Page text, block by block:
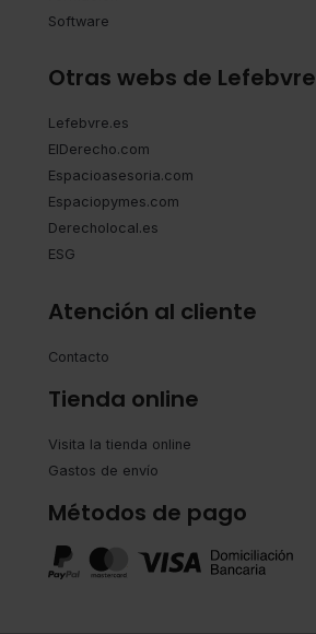
Software
Otras webs de Lefebvre
Lefebvre.es
ElDerecho.com
Espacioasesoria.com
Espaciopymes.com
Derecholocal.es
ESG
Atención al cliente
Contacto
Tienda online
Visita la tienda online
Gastos de envío
Métodos de pago